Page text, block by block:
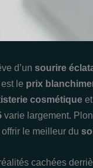
d’un sourire
le prix
cosmétique
varie largement.
offrir le meilleur du
cachées